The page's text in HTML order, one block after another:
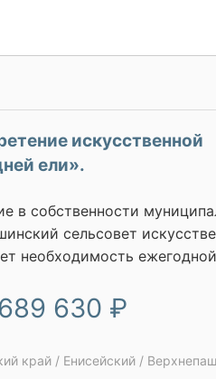
искусственной
ели».
в собственности
сельсовет
необходимость
вырубки и вывозки из
утилизацию
630 ₽
край / Енисейский /